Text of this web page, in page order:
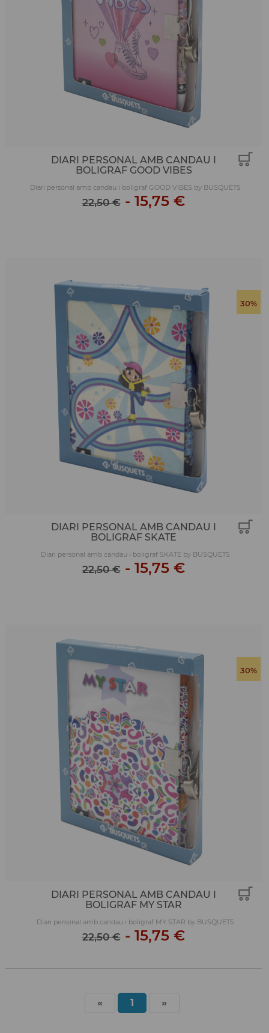
DIARI PERSONAL AMB CANDAU I
BOLIGRAF GOOD VIBES
Diari personal amb candau i boligraf GOOD VIBES by BUSQUETS
22,50 €- 15,75 €
30%
DIARI PERSONAL AMB CANDAU I
BOLIGRAF SKATE
Diari personal amb candau i boligraf SKATE by BUSQUETS
22,50 €- 15,75 €
30%
DIARI PERSONAL AMB CANDAU I
BOLIGRAF MY STAR
Diari personal amb candau i boligraf MY STAR by BUSQUETS
22,50 €- 15,75 €
« 1 »